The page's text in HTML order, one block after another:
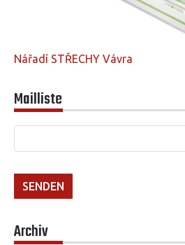
Nářadí STŘECHY Vávra
Mailliste
Archiv